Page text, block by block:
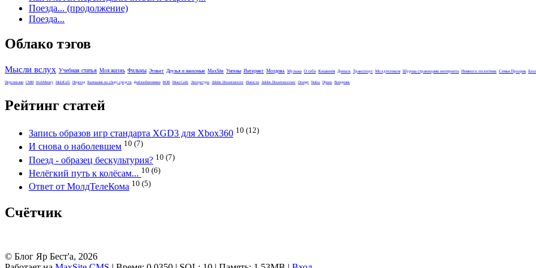
Поезда... (продолжение)
Поезда...
Облако тэгов
Мысли вслух Учебная статья Моя жизнь Фильмы Этикет Друзья и знакомые MaxSite Унгены Интернет Молдова Музыка О себе Кишинёв Деньги Транспорт Молдтелеком Шурша страницами интернета Немного политики Семья Процюк
Персоналии СМИ WebMoney MoldCell Переезд Кампания по сбору средств файлообменники ВОВ МаксСайт Литература Adobe Dreamweaver Новости Adobe Dreamweavwer Orange Nokia Права Вождение
Рейтинг статей
Запись образов игр стандарта XGD3 для Xbox360 10 (12)
И снова о наболевшем 10 (7)
Поезд - образец бескультурия? 10 (7)
Нелёгкий путь к колёсам... 10 (6)
Ответ от МолдТелеКома 10 (5)
Счётчик
© Блог Яр Бест'а, 2026